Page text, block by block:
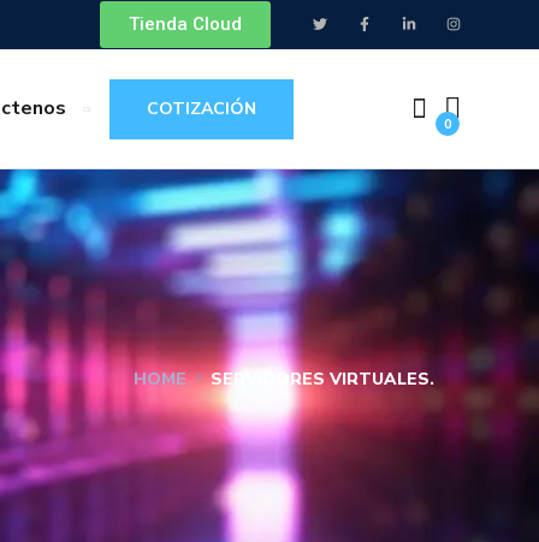
Tienda Cloud
COTIZACIÓN
0
HOME SERVIDORES VIRTUALES.